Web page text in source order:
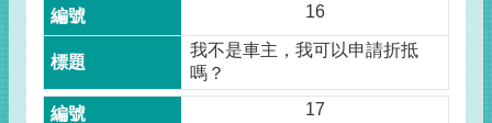
16
我不是車主，我可以申請折抵
嗎？
17